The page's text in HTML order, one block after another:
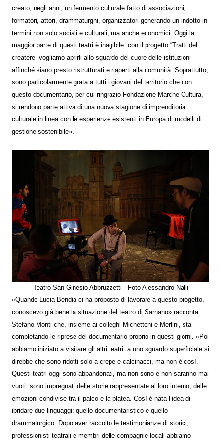
creato, negli anni, un fermento culturale fatto di associazioni,
formatori, attori, drammaturghi, organizzatori generando un indotto in
termini non solo sociali e culturali, ma anche economici. Oggi la
maggior parte di questi teatri è inagibile: con il progetto “Tratti del
createre” vogliamo aprirli allo sguardo del cuore delle istituzioni
affinché siano presto ristrutturati e riaperti alla comunità. Soprattutto,
sono particolarmente grata a tutti i giovani del territorio che con
questo documentario, per cui ringrazio Fondazione Marche Cultura,
si rendono parte attiva di una nuova stagione di imprenditoria
culturale in linea con le esperienze esistenti in Europa di modelli di
gestione sostenibile».
Teatro San Ginesio Abbruzzetti - Foto Alessandro Nalli
«Quando Lucia Bendia ci ha proposto di lavorare a questo progetto,
conoscevo già bene la situazione del teatro di Sarnano» racconta
Stefano Monti che, insieme ai colleghi Michettoni e Merlini, sta
completando le riprese del documentario proprio in questi giorni. «Poi
abbiamo iniziato a visitare gli altri teatri: a uno sguardo superficiale si
direbbe che sono ridotti solo a crepe e calcinacci, ma non è così.
Questi teatri oggi sono abbandonati, ma non sono e non saranno mai
vuoti: sono impregnati delle storie rappresentate al loro interno, delle
emozioni condivise tra il palco e la platea. Così è nata l’idea di
ibridare due linguaggi: quello documentaristico e quello
drammaturgico. Dopo aver raccolto le testimonianze di storici,
professionisti teatrali e membri delle compagnie locali abbiamo